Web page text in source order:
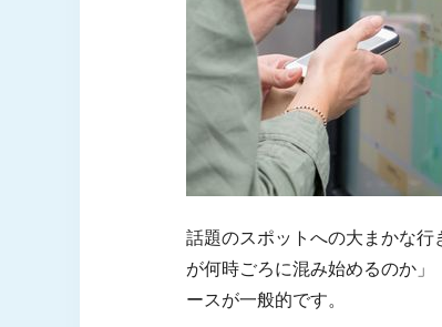
話題のスポットへの大まかな
が何時ごろに混み始めるのか
ースが一般的です。